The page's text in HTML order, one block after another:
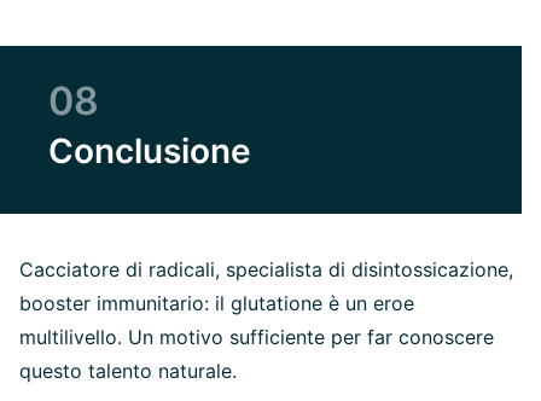
08
Conclusione
Cacciatore di radicali, specialista di disintossicazione,
booster immunitario: il glutatione è un eroe
multilivello. Un motivo sufficiente per far conoscere
questo talento naturale.